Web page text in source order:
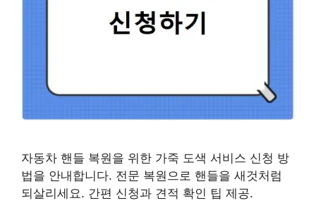
자동차 핸들 복원을 위한 가죽 도색 서비스 신청 방
법을 안내합니다. 전문 복원으로 핸들을 새것처럼
되살리세요. 간편 신청과 견적 확인 팁 제공.